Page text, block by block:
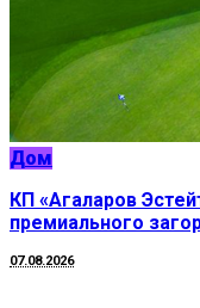
Дом
КП «Агаларов
премиального
07.08.2026